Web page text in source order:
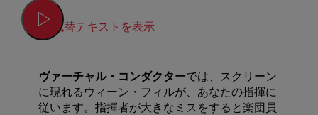
代替テキストを表示
ヴァーチャル・コンダクターでは、スクリーン
に現れるウィーン・フィルが、あなたの指揮に
従います。指揮者が大きなミスをすると楽団員